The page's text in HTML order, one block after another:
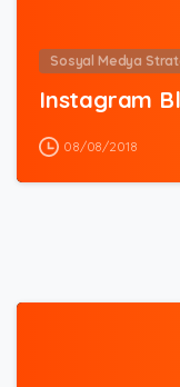
Sosyal Medya
Instagram
08/08/2018